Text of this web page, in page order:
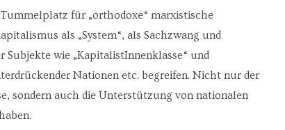
für „orthodoxe“ marxistische
als „System“, als Sachzwang und
wie „KapitalistInnenklasse“ und
Nationen etc. begreifen. Nicht nur der
sondern auch die Unterstützung von nationalen